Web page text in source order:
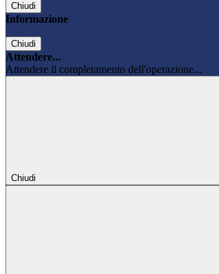
Chiudi
Informazione
Chiudi
Attendere...
Attendere il completamento dell'operazione...
Chiudi